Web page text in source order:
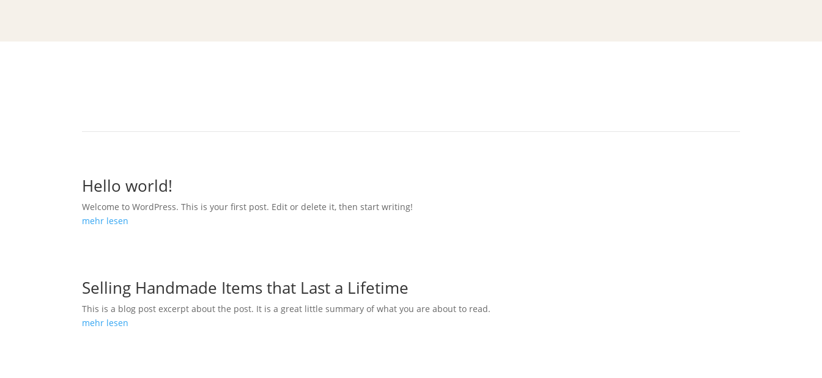
Hello world!
Welcome to WordPress. This is your first post. Edit or delete it, then start writing!
mehr lesen
Selling Handmade Items that Last a Lifetime
This is a blog post excerpt about the post. It is a great little summary of what you are about to read.
mehr lesen